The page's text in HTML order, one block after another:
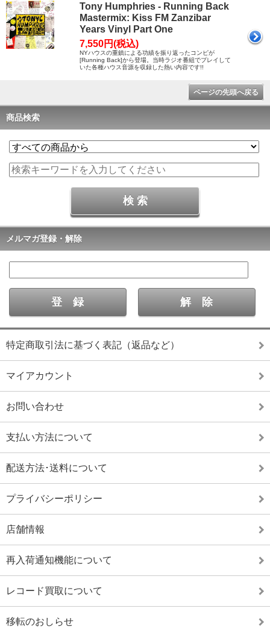
Tony Humphries - Running Back
Mastermix: Kiss FM Zanzibar
Years Vinyl Part One
7,550円(税込)
NYハウスの重鎮による功績を振り返ったコンピが
[Running Back]から登場。当時ラジオ番組でプレイして
いた各種ハウス音源を収録した熱い内容です!!
ページの先頭へ戻る
商品検索
メルマガ登録・解除
特定商取引法に基づく表記（返品など）
マイアカウント
お問い合わせ
支払い方法について
配送方法･送料について
プライバシーポリシー
店舗情報
再入荷通知機能について
レコード買取について
移転のおしらせ